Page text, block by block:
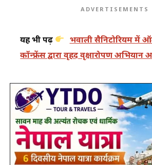
ADVERTISEMENTS
यह भी पढ़ें
भवाली सैनिटोरियम में
कॉन्फ्रेंस द्वारा वृहद वृक्षारोपण अभियान